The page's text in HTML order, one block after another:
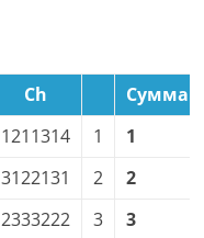
Ch
Сумма
1211314 1
1
3122131 2
2
2333222 3
3